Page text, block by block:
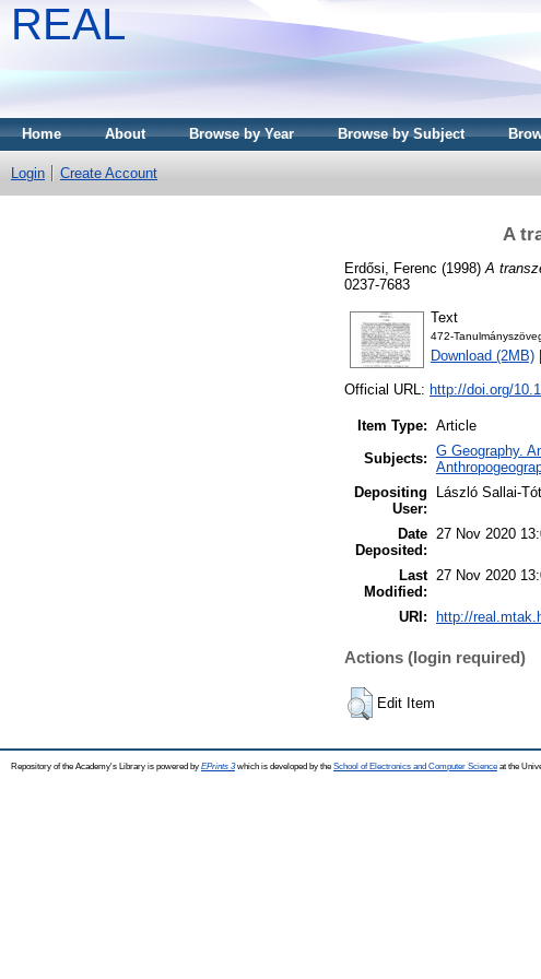
REAL
Home About Browse by Year Browse by Subject
Login Create Account
A
Erdősi, Ferenc (1998) A
0237-7683
Text
472-
Download (2MB)
Official URL: http://doi.org/
Item Type: Article
Subjects: G Geography.
Depositing
User:
László Sallai-
Date
Deposited:
27 Nov 2020
Last
Modified:
27 Nov 2020
URI: http://
Actions (login required)
Edit Item
Repository of the Academy's Library is powered by EPrints 3which is developed by the School of Electronics and Computer Science at the